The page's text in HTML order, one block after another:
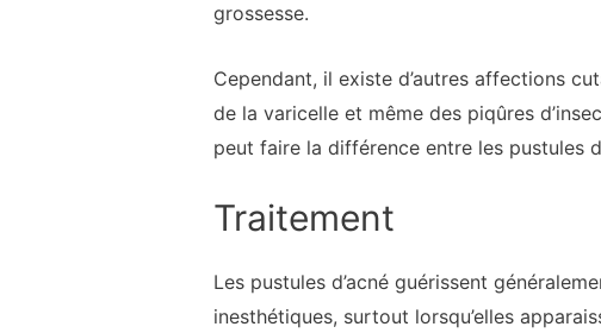
grossesse.
Cependant, il existe d’autres affections
de la varicelle et même des piqûres
peut faire la différence entre les pustules
Traitement
Les pustules d’acné guérissent
inesthétiques, surtout lorsqu’elles